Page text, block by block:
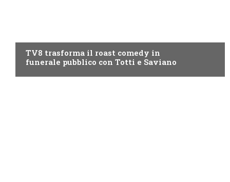
TV8 trasforma il roast comedy in
funerale pubblico con Totti e Saviano